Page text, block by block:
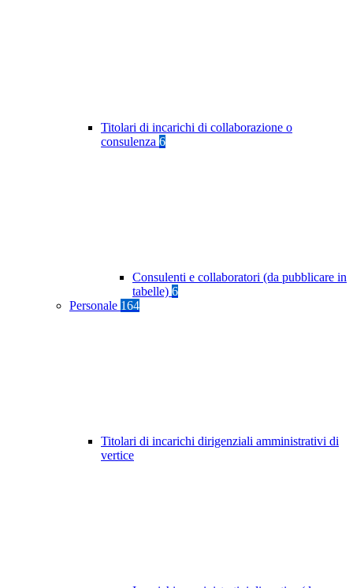
Titolari di incarichi di collaborazione o
consulenza 6
Consulenti e collaboratori (da pubblicare in
tabelle) 6
Personale 164
Titolari di incarichi dirigenziali amministrativi di
vertice